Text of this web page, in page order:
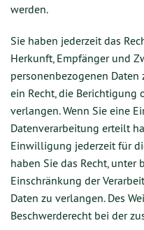
werden.
Sie haben jederzeit das
Herkunft, Empfänger und
personenbezogenen Daten
ein Recht, die Berichtigung
verlangen. Wenn Sie eine
Datenverarbeitung erteilt
Einwilligung jederzeit für
haben Sie das Recht,
Einschränkung der
Daten zu verlangen. Des
Beschwerderecht bei der